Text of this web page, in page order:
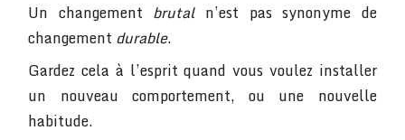
Un changement brutaln’est pas synonyme de
changement durable.
Gardez cela à l’esprit quand vous voulez installer
un nouveau comportement, ou une nouvelle
habitude.